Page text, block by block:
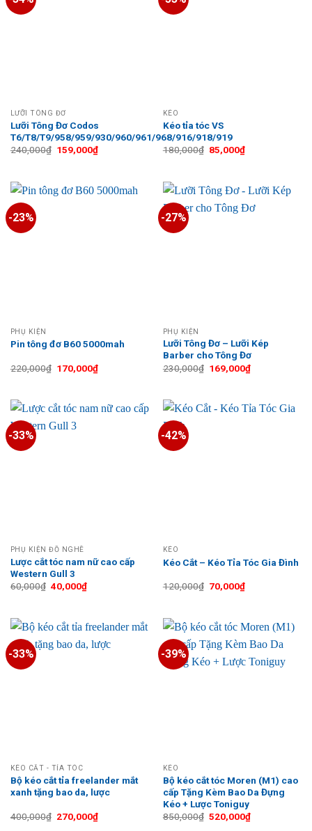
LƯỠI TÔNG ĐƠ
Lưỡi Tông Đơ Codos
T6/T8/T9/958/959/930/960/961/968/916/918/919
240,000₫ Giá
159,000₫Giá
hiện
159,000₫.
KÉO
Kéo tỉa tóc VS
180,000₫ Giá
gốc
85,000₫Giá
hiện
85,000₫.
-23%
PHỤ KIỆN
Pin tông đơ B60 5000mah
220,000₫ Giá
170,000₫Giá
hiện
170,000₫.
-27%
PHỤ KIỆN
Lưỡi Tông Đơ – Lưỡi Kép
Barber cho Tông Đơ
230,000₫ Giá
169,000₫Giá
hiện
169,000₫.
-33%
PHỤ KIỆN ĐỒ NGHỀ
Lược cắt tóc nam nữ cao cấp
Western Gull 3
60,000₫ Giá
gốc
40,000₫Giá
hiện
40,000₫.
-42%
KÉO
Kéo Cắt – Kéo Tỉa Tóc Gia Đình
120,000₫ Giá
gốc
70,000₫Giá
hiện
70,000₫.
-33%
KÉO CẮT - TỈA TÓC
Bộ kéo cắt tỉa freelander mắt
xanh tặng bao da, lược
400,000₫ Giá
270,000₫Giá
hiện
-39%
KÉO
Bộ kéo cắt tóc Moren (M1) cao
cấp Tặng Kèm Bao Da Đựng
Kéo + Lược Toniguy
850,000₫ Giá
520,000₫Giá
hiện